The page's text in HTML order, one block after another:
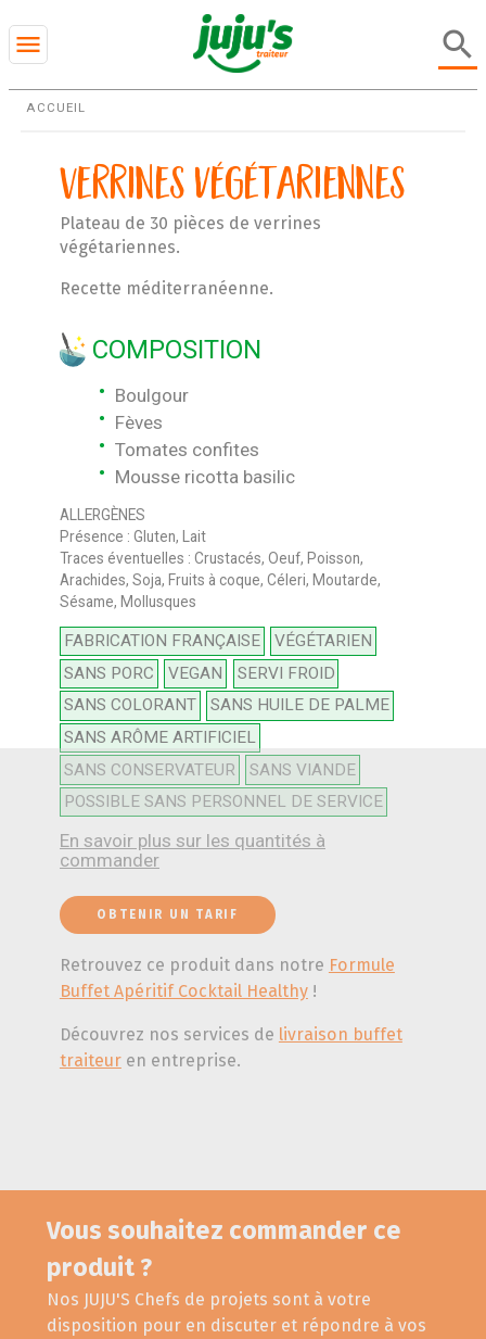
menu search
ACCUEIL
Verrines végétariennes
Plateau de 30 pièces de verrines
végétariennes.
Recette méditerranéenne.
COMPOSITION
Boulgour
Fèves
Tomates confites
Mousse ricotta basilic
ALLERGÈNES
Présence : Gluten, Lait
Traces éventuelles : Crustacés, Oeuf, Poisson,
Arachides, Soja, Fruits à coque, Céleri, Moutarde,
Sésame, Mollusques
FABRICATION FRANÇAISE
VÉGÉTARIEN
SANS PORC
VEGAN
SERVI FROID
SANS COLORANT
SANS HUILE DE PALME
SANS ARÔME ARTIFICIEL
SANS CONSERVATEUR
SANS VIANDE
POSSIBLE SANS PERSONNEL DE SERVICE
En savoir plus sur les quantités à
commander
OBTENIR UN TARIF
Retrouvez ce produit dans notre Formule
Buffet Apéritif Cocktail Healthy!
Découvrez nos services de livraison buffet
traiteuren entreprise.
Vous souhaitez commander ce
produit ?
Nos JUJU'S Chefs de projets sont à votre
disposition pour en discuter et répondre à vos